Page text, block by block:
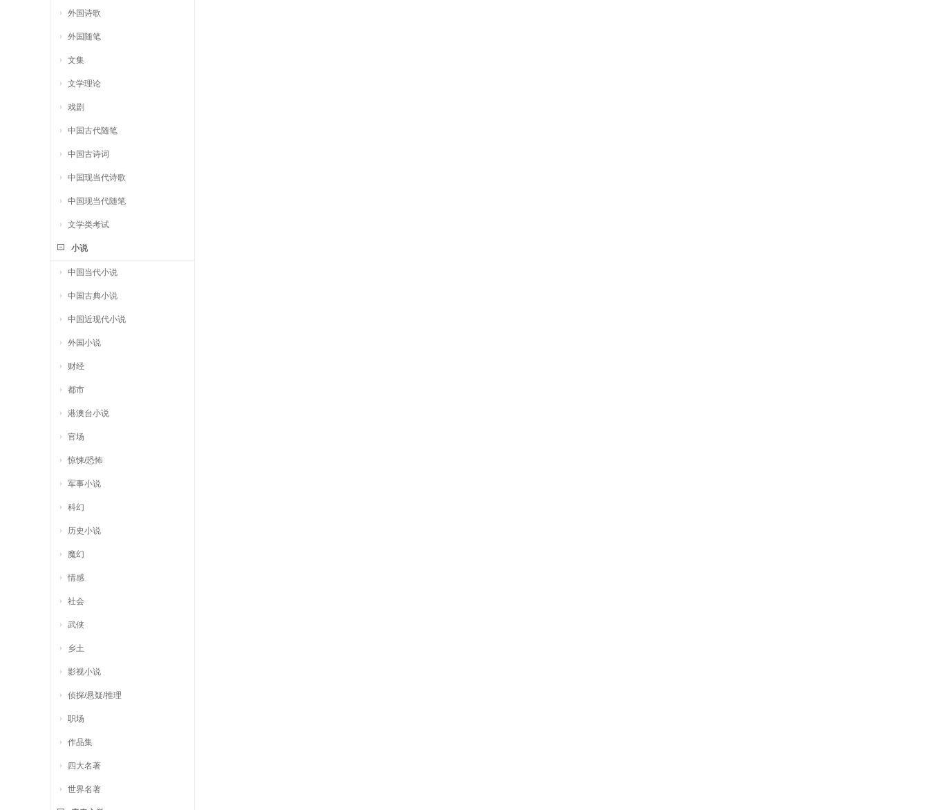
外国诗歌
外国随笔
文集
文学理论
戏剧
中国古代随笔
中国古诗词
中国现当代诗歌
中国现当代随笔
文学类考试
小说
中国当代小说
中国古典小说
中国近现代小说
外国小说
财经
都市
港澳台小说
官场
惊悚/恐怖
军事小说
科幻
历史小说
魔幻
情感
社会
武侠
乡土
影视小说
侦探/悬疑/推理
职场
作品集
四大名著
世界名著